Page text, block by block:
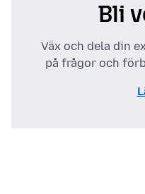
Bli
Väx och dela din
på frågor och